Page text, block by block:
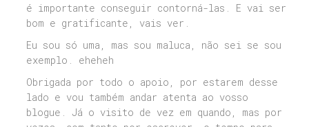
é importante conseguir contorná-las. E vai ser
bom e gratificante, vais ver.
Eu sou só uma, mas sou maluca, não sei se sou
exemplo. eheheh
Obrigada por todo o apoio, por estarem desse
lado e vou também andar atenta ao vosso
blogue. Já o visito de vez em quando, mas por